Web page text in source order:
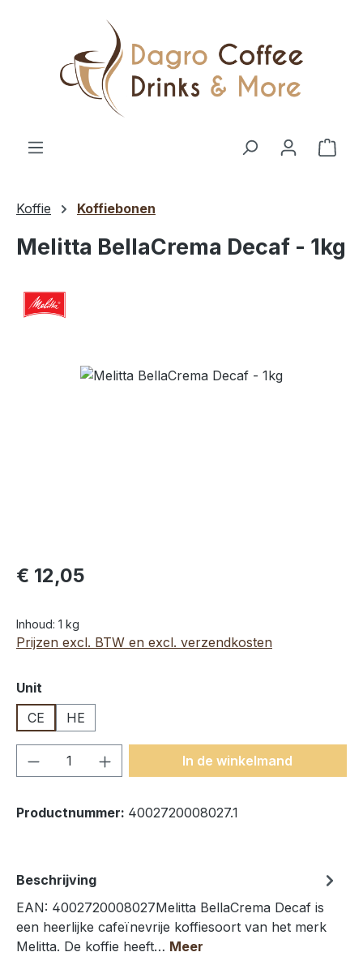
Ga naar de hoofdinhoud
Koffie Koffiebonen
Melitta BellaCrema Decaf - 1kg
Afbeeldingengalerij overslaan
€ 12,05
Inhoud: 1 kg
Prijzen excl. BTW en excl. verzendkosten
Selecteer
Unit
CE
HE
Producthoeveelheid: Voer de
In de winkelmand
Productnummer: 4002720008027.1
Beschrijving
EAN: 4002720008027Melitta BellaCrema Decaf is
een heerlijke cafeïnevrije koffiesoort van het merk
Melitta. De koffie heeft… Meer